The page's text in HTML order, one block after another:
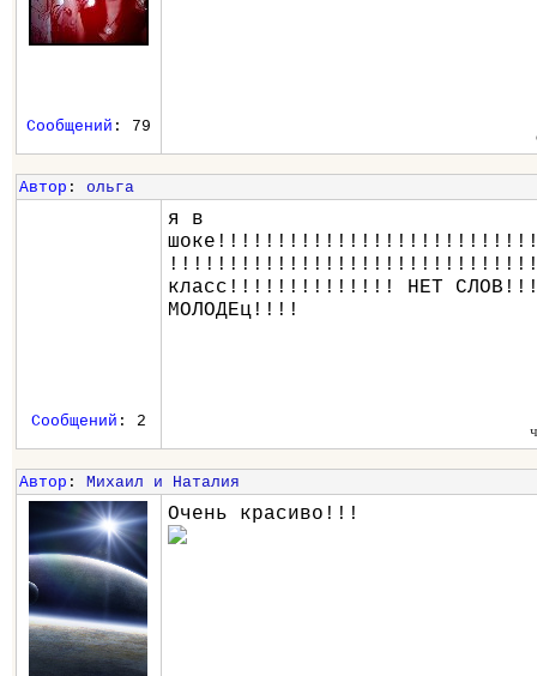
Сообщений : 79
Автор : ольга
я в
класс!!!!!!!!!!!!!! НЕТ
МОЛОДЕц!!!!
Сообщений : 2
Автор : Михаил и Наталия
Очень красиво!!!